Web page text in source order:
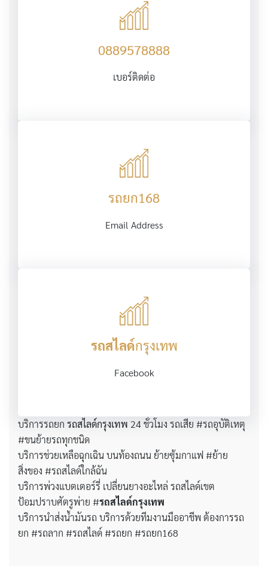
0889578888
เบอร์ติดต่อ
รถยก168
Email Address
รถสไลด์กรุงเทพ
Facebook
บริการรถยก รถสไลด์กรุงเทพ 24 ชั่วโมง รถเสีย #รถอุบัติเหตุ
#ขนย้ายรถทุกชนิด
บริการช่วยเหลือฉุกเฉิน บนท้องถนน ย้ายซุ้มกาแฟ #ย้าย
สิ่งของ #รถสไลด์ใกล้ฉัน
บริการพ่วงแบตเตอร์รี่ เปลี่ยนยางอะไหล่ รถสไลด์เขต
ป้อมปราบศัตรูพ่าย #รถสไลด์กรุงเทพ
บริการนำส่งน้ำมันรถ บริการด้วยทีมงานมืออาชีพ ต้องการรถ
ยก #รถลาก #รถสไลด์ #รถยก #รถยก168